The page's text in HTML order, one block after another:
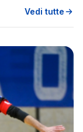
Vedi tutte